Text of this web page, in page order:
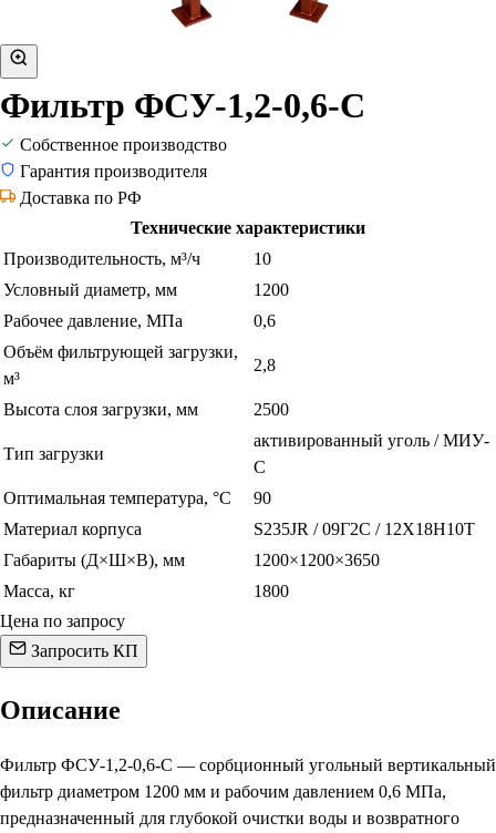
Фильтр ФСУ-1,2-0,6-С
Собственное производство
Гарантия производителя
Доставка по РФ
Технические характеристики
Производительность, м³/ч
10
Условный диаметр, мм
1200
Рабочее давление, МПа
0,6
Объём фильтрующей загрузки,
м³
2,8
Высота слоя загрузки, мм 2500
Тип загрузки
активированный уголь / МИУ-
С
Оптимальная температура, °С
90
Материал корпуса
S235JR / 09Г2С / 12Х18Н10Т
Габариты (Д×Ш×В), мм
1200×1200×3650
Масса, кг
1800
Цена по запросу
Запросить КП
Описание
Фильтр ФСУ-1,2-0,6-С — сорбционный угольный вертикальный
фильтр диаметром 1200 мм и рабочим давлением 0,6 МПа,
предназначенный для глубокой очистки воды и возвратного